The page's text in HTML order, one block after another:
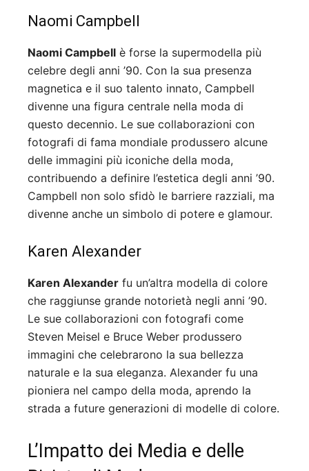
Naomi Campbell
Naomi Campbell è forse la supermodella più
celebre degli anni ’90. Con la sua presenza
magnetica e il suo talento innato, Campbell
divenne una figura centrale nella moda di
questo decennio. Le sue collaborazioni con
fotografi di fama mondiale produssero alcune
delle immagini più iconiche della moda,
contribuendo a definire l’estetica degli anni ’90.
Campbell non solo sfidò le barriere razziali, ma
divenne anche un simbolo di potere e glamour.
Karen Alexander
Karen Alexander fu un’altra modella di colore
che raggiunse grande notorietà negli anni ’90.
Le sue collaborazioni con fotografi come
Steven Meisel e Bruce Weber produssero
immagini che celebrarono la sua bellezza
naturale e la sua eleganza. Alexander fu una
pioniera nel campo della moda, aprendo la
strada a future generazioni di modelle di colore.
L’Impatto dei Media e delle